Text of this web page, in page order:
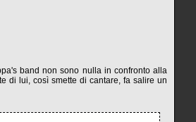
band non sono nulla in confronto alla
di lui, così smette di cantare, fa salire un